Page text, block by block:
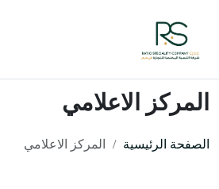
المركز الاعلامي
الصفحة الرئيسية المركز الاعلامي